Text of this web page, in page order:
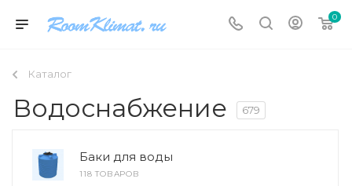
0
Каталог
Водоснабжение 679
Баки для воды
118 ТОВАРОВ